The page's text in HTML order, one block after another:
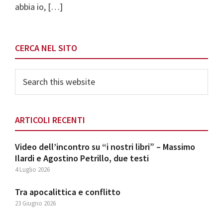
abbia io, […]
Primary
Sidebar
CERCA NEL SITO
this
website
ARTICOLI RECENTI
Video dell’incontro su “i nostri libri” – Massimo
Ilardi e Agostino Petrillo, due testi
4 Luglio 2026
Tra apocalittica e conflitto
23 Giugno 2026